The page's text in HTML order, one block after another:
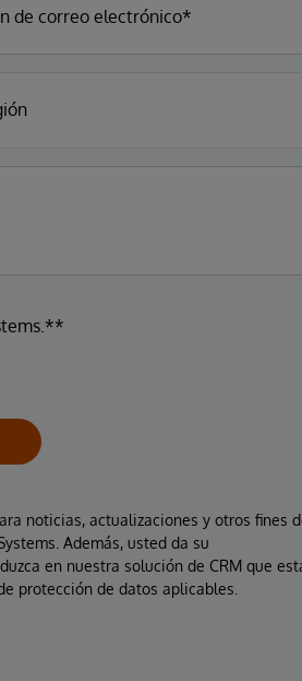
noticias, actualizaciones y otros fines
Además, usted da su
en nuestra solución de CRM que
protección de datos aplicables.